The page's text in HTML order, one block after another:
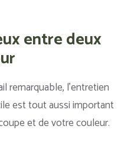
entre deux
remarquable, l’entretien
est tout aussi important
et de votre couleur.